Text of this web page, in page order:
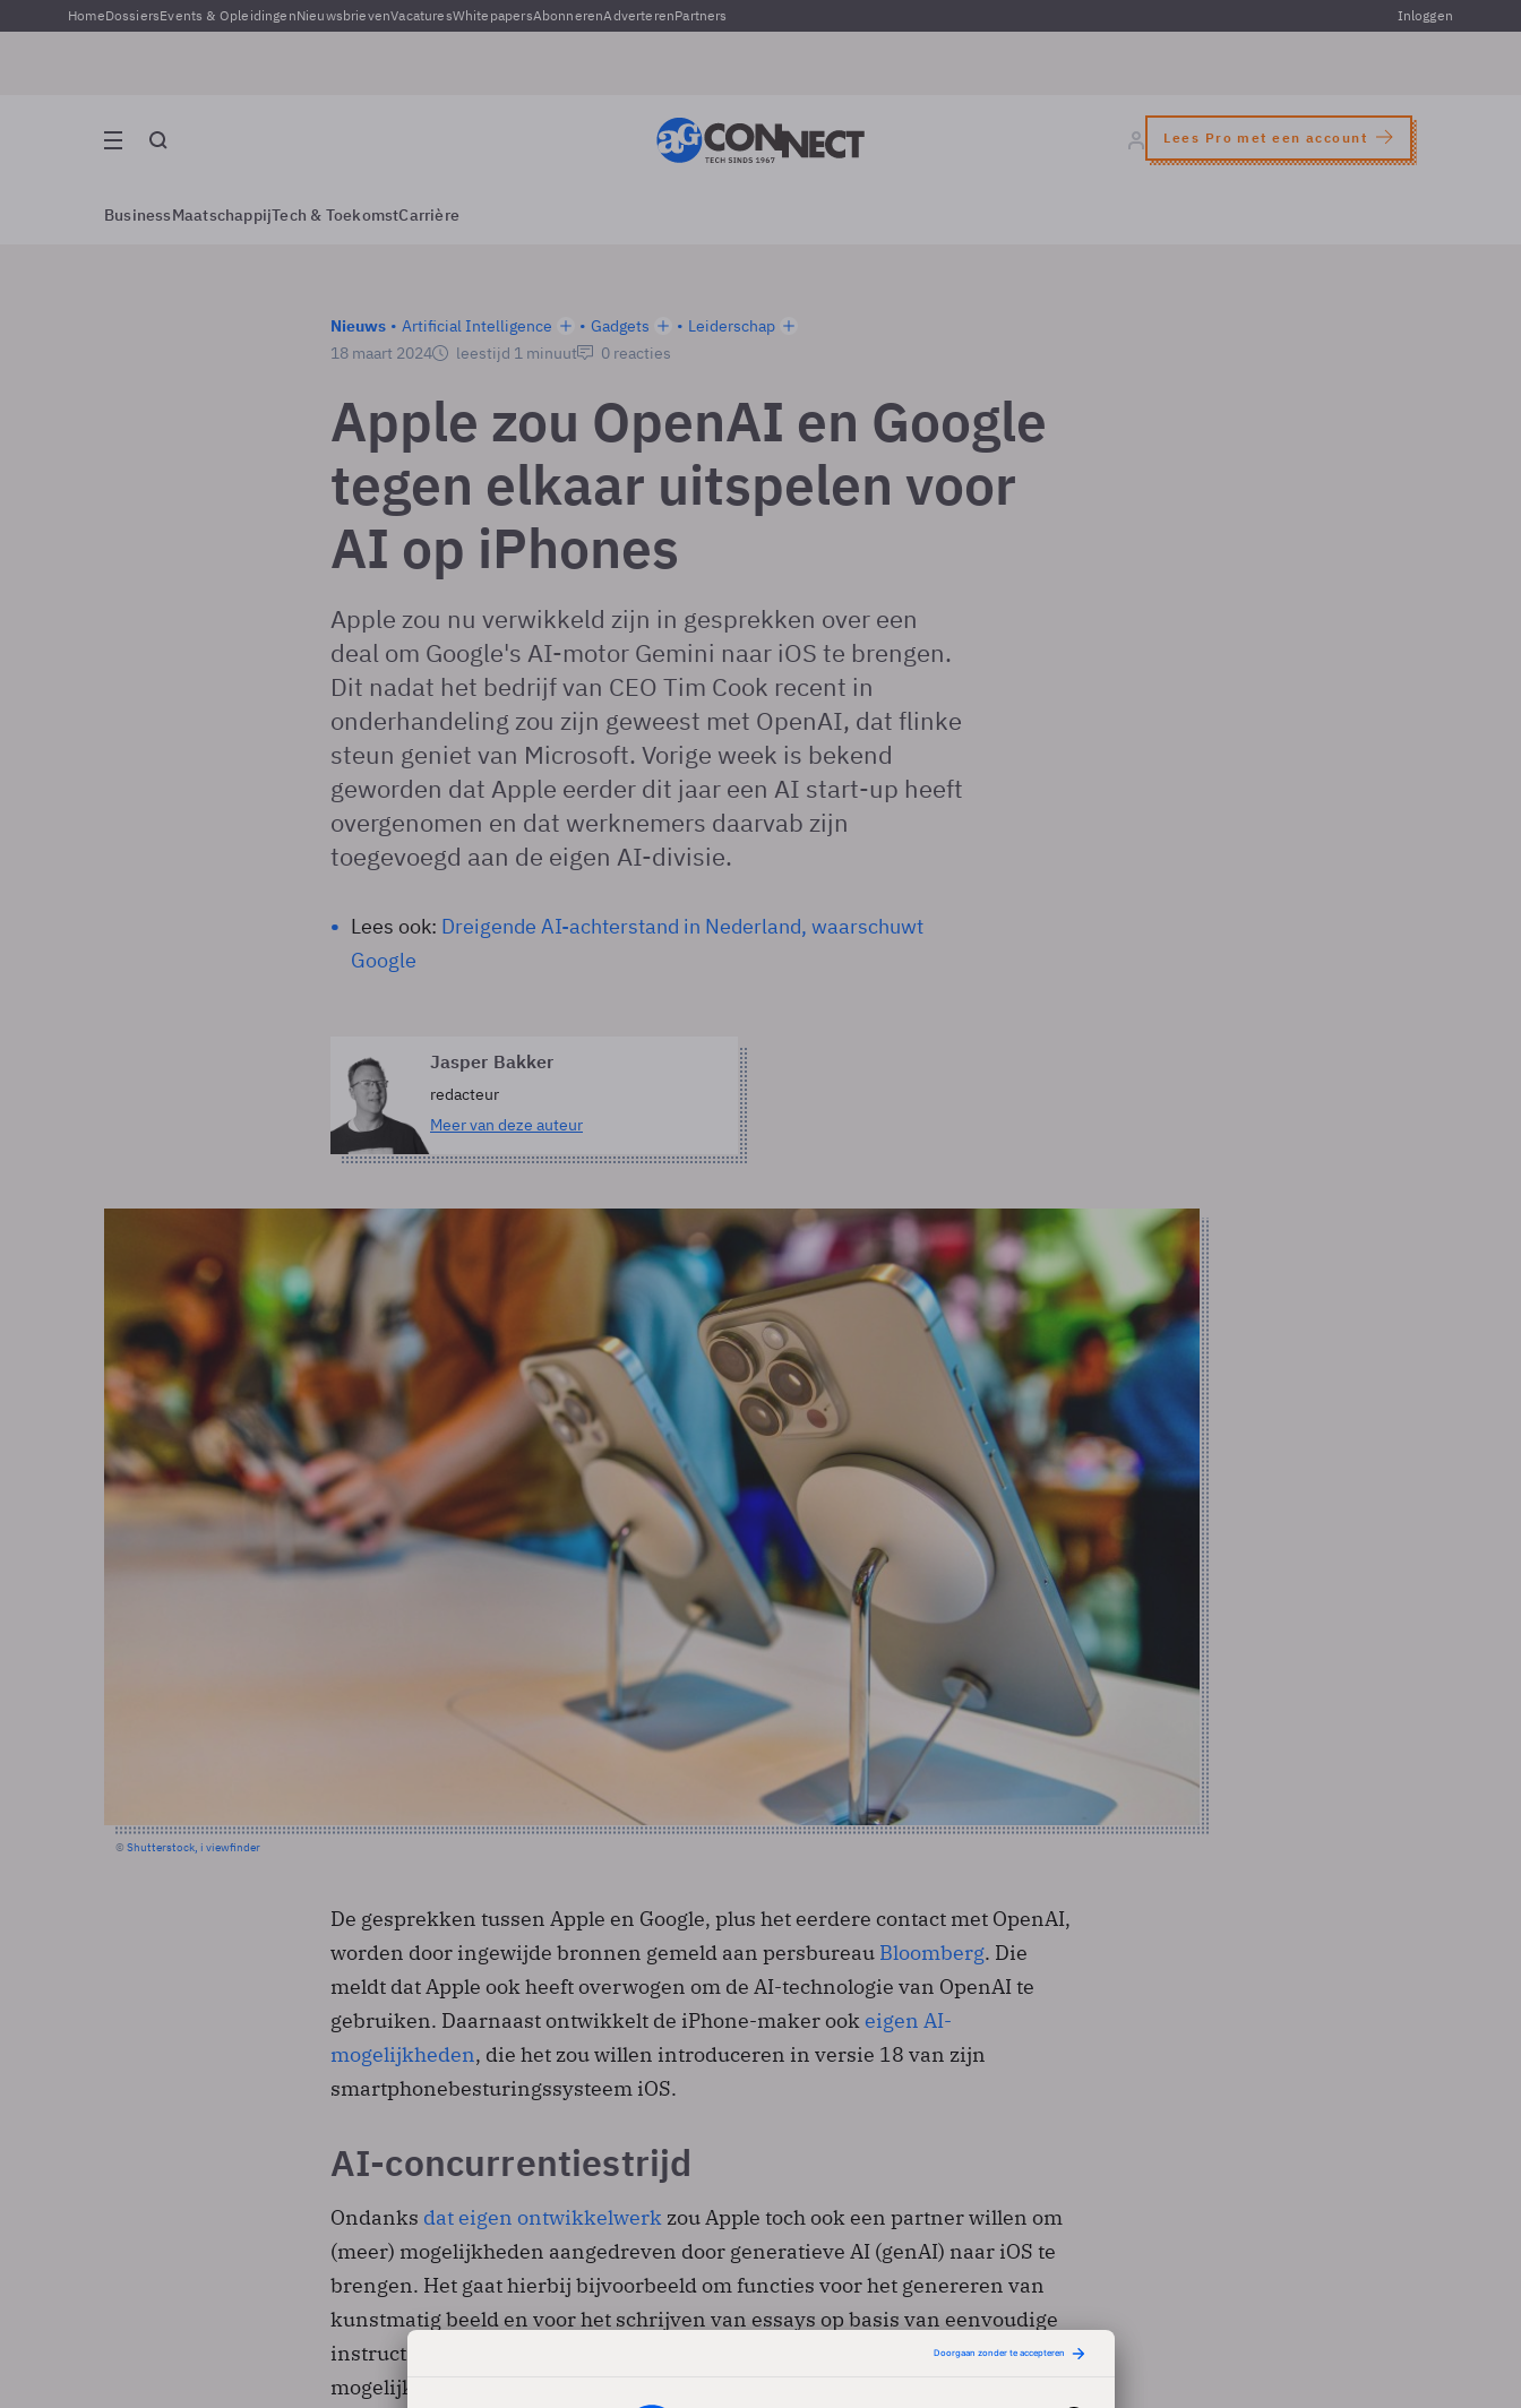
HomeDossiersEvents & OpleidingenNieuwsbrievenVacaturesWhitepapersAbonnerenAdverterenPartners Inloggen
Lees Pro met een account
BusinessMaatschappijTech & ToekomstCarrière
Nieuws Artificial Intelligence Gadgets
Leiderschap
18 maart 2024
leestijd 1 minuut 0 reacties
Apple zou OpenAI en Google
tegen elkaar uitspelen voor
AI op iPhones
Apple zou nu verwikkeld zijn in gesprekken over een
deal om Google's AI-motor Gemini naar iOS te brengen.
Dit nadat het bedrijf van CEO Tim Cook recent in
onderhandeling zou zijn geweest met OpenAI, dat flinke
steun geniet van Microsoft. Vorige week is bekend
geworden dat Apple eerder dit jaar een AI start-up heeft
overgenomen en dat werknemers daarvab zijn
toegevoegd aan de eigen AI-divisie.
Lees ook: Dreigende AI-achterstand in Nederland, waarschuwt
Google
Jasper Bakker
redacteur
Meer van deze auteur
© Shutterstock, i viewfinder
De gesprekken tussen Apple en Google, plus het eerdere contact met OpenAI,
worden door ingewijde bronnen gemeld aan persbureau Bloomberg. Die
meldt dat Apple ook heeft overwogen om de AI-technologie van OpenAI te
gebruiken. Daarnaast ontwikkelt de iPhone-maker ook eigen AI-
mogelijkheden, die het zou willen introduceren in versie 18 van zijn
smartphonebesturingssysteem iOS.
AI-concurrentiestrijd
Ondanks dat eigen ontwikkelwerk zou Apple toch ook een partner willen om
(meer) mogelijkheden aangedreven door generatieve AI (genAI) naar iOS te
brengen. Het gaat hierbij bijvoorbeeld om functies voor het genereren van
kunstmatig beeld en voor het schrijven van essays op basis van eenvoudige
instructies (prompts). Concurrenten Google en Microsoft bieden al zulke
mogelijkheden, maar Apple loopt hierin wat achter.